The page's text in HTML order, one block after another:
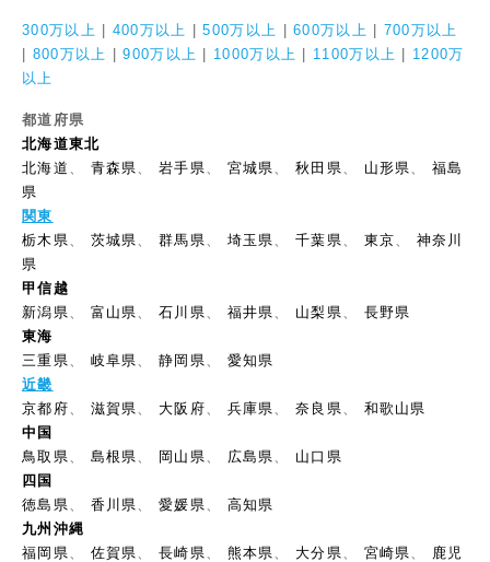
300万以上 400万以上 |500万以上 |600万以上
700万以上
800万以上 |900万以上 1000万以上 1100万以上
1200万
以上
都道府県
北海道東北
北海道
青森県 、岩手県 宮城県 、秋田県 山形県 、福島
県
関東
栃木県
茨城県 、群馬県 埼玉県 、千葉県 東京
神奈川
県
甲信越
新潟県
富山県 、石川県 福井県 山梨県
長野県
東海
三重県
岐阜県 、静岡県
愛知県
近畿
京都府
滋賀県 大阪府 兵庫県 、奈良県
和歌山県
中国
鳥取県
島根県 岡山県 広島県
山口県
四国
徳島県
香川県 、愛媛県
高知県
九州沖縄
福岡県
佐賀県 、長崎県 熊本県 大分県 宮崎県
鹿児